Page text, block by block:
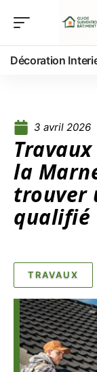
Décoration
3 avril 2026
la
trouver
qualifié
TRAVAUX